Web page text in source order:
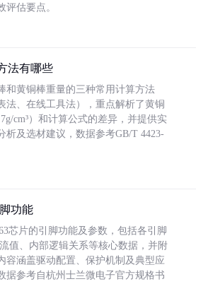
评估要点。
法有哪些
和黄铜棒重量的三种常用计算方法
法、在线工具法），重点解析了黄铜
cm³）和计算公式的差异，并提供实
析及选材建议，数据参考GB/T 4423-
功能
芯片的引脚功能及参数，包括各引脚
值、内部逻辑关系等核心数据，并附
容涵盖驱动配置、保护机制及典型应
据参考自杭州士兰微电子官方规格书